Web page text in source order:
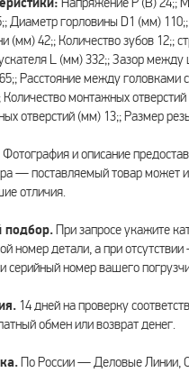
Диаметр горловины D1 (мм)
(мм) 42;; Количество зубов 12;;
L (мм) 332;; Зазор между
Расстояние между головками
монтажных
отверстий (мм) 13;; Размер
Фотография и описание
— поставляемый товар может
отличия.
подбор.При запросе укажите
номер детали, а при
серийный номер вашего
14 дней на проверку
обмен или возврат денег.
По России — Деловые Линии,